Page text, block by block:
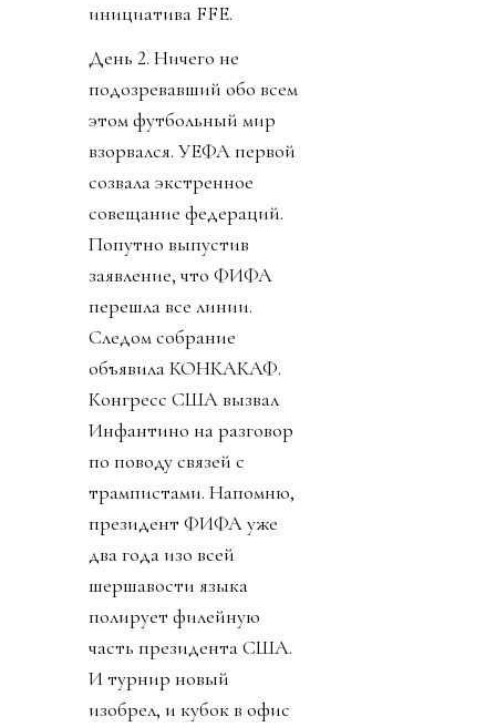
инициатива FFE.
День 2. Ничего не
подозревавший обо всем
этом футбольный мир
взорвался. УЕФА первой
созвала экстренное
совещание федераций.
Попутно выпустив
заявление, что ФИФА
перешла все линии.
Следом собрание
объявила КОНКАКАФ.
Конгресс США вызвал
Инфантино на разговор
по поводу связей с
трампистами. Напомню,
президент ФИФА уже
два года изо всей
шершавости языка
полирует филейную
часть президента США.
И турнир новый
изобрел, и кубок в офис